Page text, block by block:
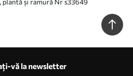
plantă și ramură Nr s33649
vă la newsletter